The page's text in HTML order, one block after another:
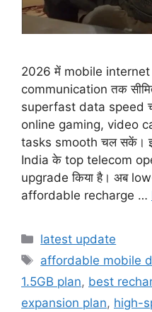
2026 में mobile internet
communication तक
superfast data speed
online gaming, video
tasks smooth चल सकें।
India के top telecom
upgrade किया है। अब
affordable recharge …
Categories
latest update
Tags
affordable mobile
1.5GB plan, best
expansion plan, high-